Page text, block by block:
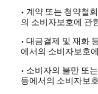
• 계약 또는 청약철
의 소비자보호에 관
• 대금결제 및 재화
에서의 소비자보호
• 소비자의 불만 또
등에서의 소비자보